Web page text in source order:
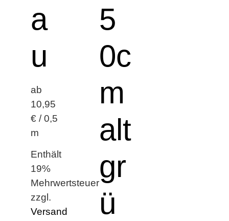
a
u
ab
10,95
€ / 0,5
m
Enthält
19%
Mehrwertsteuer
zzgl.
Versand
5
0c
m
alt
gr
ü